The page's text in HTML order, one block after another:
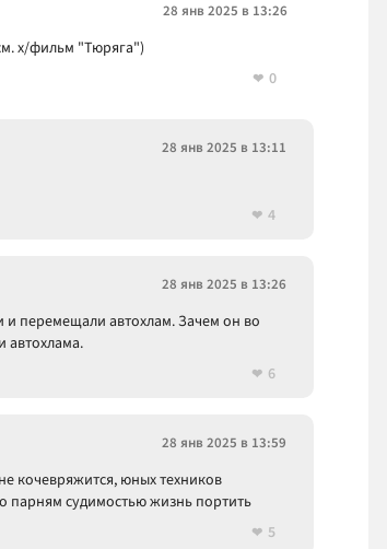
28 янв 2025 в 13:26
х/фильм "Тюряга")
0
28 янв 2025 в 13:11
4
28 янв 2025 в 13:26
и перемещали автохлам. Зачем он во
автохлама.
6
28 янв 2025 в 13:59
кочевряжится, юных техников
парням судимостью жизнь портить
5